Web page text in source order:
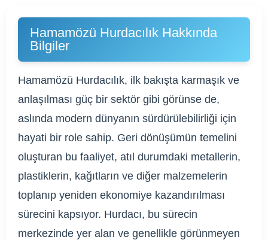
Hamamözü Hurdacılık Hakkında
Bilgiler
Hamamözü Hurdacılık, ilk bakışta karmaşık ve
anlaşılması güç bir sektör gibi görünse de,
aslında modern dünyanın sürdürülebilirliği için
hayati bir role sahip. Geri dönüşümün temelini
oluşturan bu faaliyet, atıl durumdaki metallerin,
plastiklerin, kağıtların ve diğer malzemelerin
toplanıp yeniden ekonomiye kazandırılması
sürecini kapsıyor. Hurdacı, bu sürecin
merkezinde yer alan ve genellikle görünmeyen